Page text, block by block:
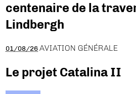
centenaire de la
Lindbergh
01/08/26 AVIATION GÉNÉRALE
Le projet Catalina II